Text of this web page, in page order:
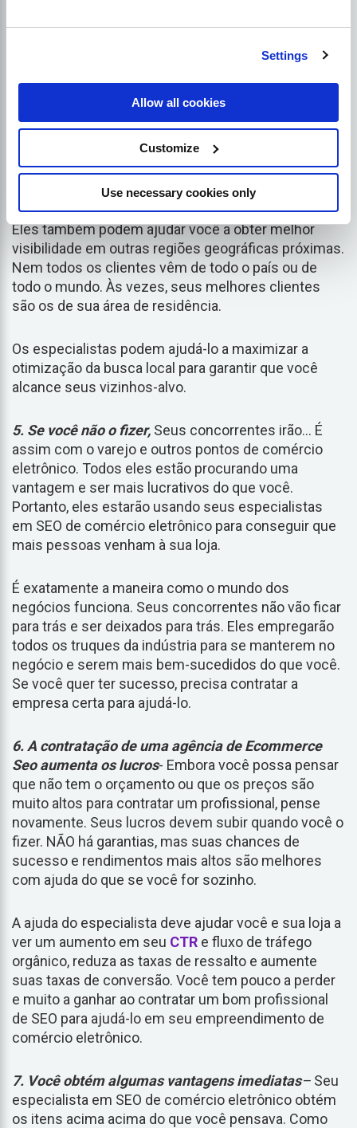
Settings
Allow all cookies
Customize
Use necessary cookies only
algumas metas e planos de SEO práticos e
4. Obtenha ajuda para endereçar seu
- Este é outro ativo valioso que você pode
capitalizar com uma consultoria em SEO de
comércio eletrônico. Eles terão o
experiência para ajudá-lo a obter visibilidade em sua
Eles também podem ajudar você a obter melhor
visibilidade em outras regiões geográficas próximas.
Nem todos os clientes vêm de todo o país ou de
todo o mundo. Às vezes, seus melhores clientes
são os de sua área de residência.
Os especialistas podem ajudá-lo a maximizar a
otimização da busca local para garantir que você
alcance seus vizinhos-alvo.
5. Se você não o fizer, Seus concorrentes irão... É
assim com o varejo e outros pontos de comércio
eletrônico. Todos eles estão procurando uma
vantagem e ser mais lucrativos do que você.
Portanto, eles estarão usando seus especialistas
em SEO de comércio eletrônico para conseguir que
mais pessoas venham à sua loja.
É exatamente a maneira como o mundo dos
negócios funciona. Seus concorrentes não vão ficar
para trás e ser deixados para trás. Eles empregarão
todos os truques da indústria para se manterem no
negócio e serem mais bem-sucedidos do que você.
Se você quer ter sucesso, precisa contratar a
empresa certa para ajudá-lo.
6. A contratação de uma agência de Ecommerce
Seo aumenta os lucros- Embora você possa pensar
que não tem o orçamento ou que os preços são
muito altos para contratar um profissional, pense
novamente. Seus lucros devem subir quando você o
fizer. NÃO há garantias, mas suas chances de
sucesso e rendimentos mais altos são melhores
com ajuda do que se você for sozinho.
A ajuda do especialista deve ajudar você e sua loja a
ver um aumento em seu CTR e fluxo de tráfego
orgânico, reduza as taxas de ressalto e aumente
suas taxas de conversão. Você tem pouco a perder
e muito a ganhar ao contratar um bom profissional
de SEO para ajudá-lo em seu empreendimento de
comércio eletrônico.
7. Você obtém algumas vantagens imediatas– Seu
especialista em SEO de comércio eletrônico obtém
os itens acima acima do que você pensava. Como